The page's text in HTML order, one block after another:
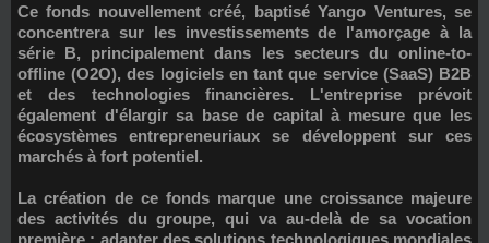
Ce fonds nouvellement créé, baptiséYango Ventures, se
concentrera sur les investissements de l'amorçage à la
série B, principalement dans les secteurs du online-to-
offline (O2O), des logiciels en tant que service (SaaS) B2B
et des technologies financières. L'entreprise prévoit
également d'élargir sa base de capital à mesure que les
écosystèmes entrepreneuriaux se développent sur ces
marchés à fort potentiel.
La création de ce fonds marque une croissance majeure
des activités du groupe, qui va au-delà de sa vocation
première : adapter des solutions technologiques mondiales